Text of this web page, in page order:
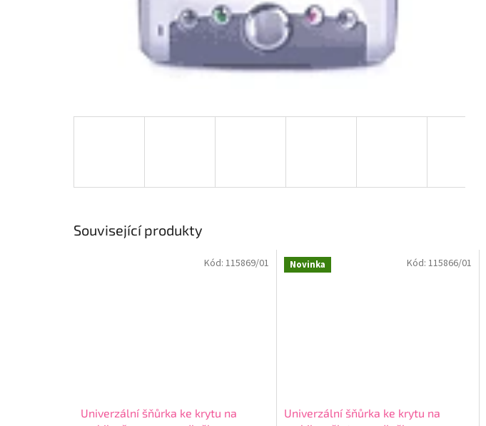
Související produkty
Univerzální šňůrka ke krytu na
Kód: 115869/01 Novinka
Univerzální šňůrka ke krytu na
Kód: 115866/01